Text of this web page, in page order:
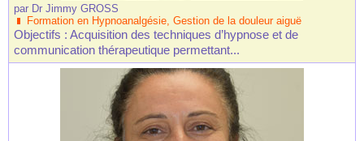
par Dr Jimmy GROSS
Formation en Hypnoanalgésie, Gestion de la douleur aiguë
Objectifs : Acquisition des techniques d’hypnose et de
communication thérapeutique permettant...